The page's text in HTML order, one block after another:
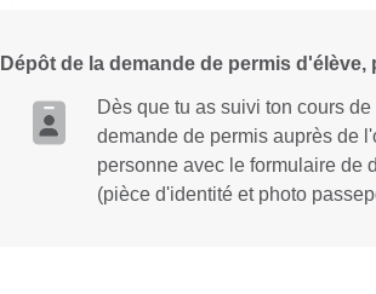
Dépôt de la demande de permis
Dès que tu as suivi ton cours
demande de permis auprès de
personne avec le formulaire de
(pièce d'identité et photo